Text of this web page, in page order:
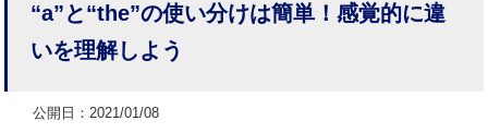
“a”と“the”の使い分けは簡単！感覚的に違
いを理解しよう
公開日：2021/01/08